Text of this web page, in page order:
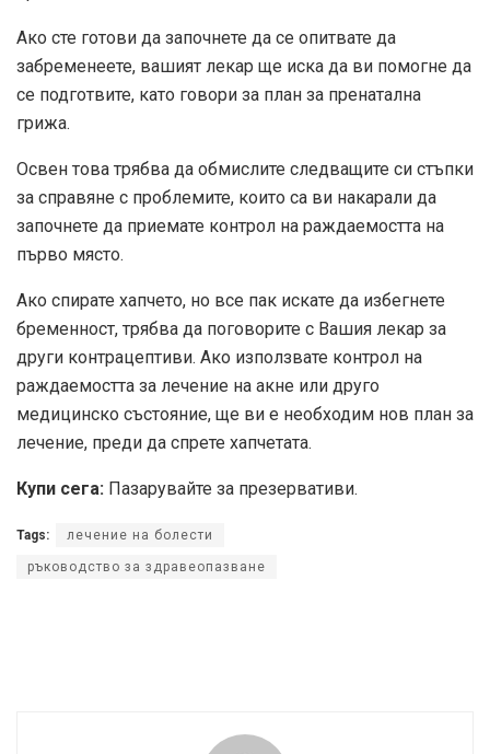
Ако сте готови да започнете да се опитвате да
забременеете, вашият лекар ще иска да ви помогне да
се подготвите, като говори за план за пренатална
грижа.
Освен това трябва да обмислите следващите си стъпки
за справяне с проблемите, които са ви накарали да
започнете да приемате контрол на раждаемостта на
първо място.
Ако спирате хапчето, но все пак искате да избегнете
бременност, трябва да поговорите с Вашия лекар за
други контрацептиви. Ако използвате контрол на
раждаемостта за лечение на акне или друго
медицинско състояние, ще ви е необходим нов план за
лечение, преди да спрете хапчетата.
Купи сега: Пазарувайте за презервативи.
Tags: лечение на болести
ръководство за здравеопазване